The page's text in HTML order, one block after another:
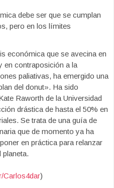
debe ser que se cumplan
pero en los límites
económica que se avecina en
en contraposición a la
paliativas, ha emergido una
del donut». Ha sido
Raworth de la Universidad
drástica de hasta el 50% en
Se trata de una guía de
que de momento ya ha
en práctica para relanzar
Carlos4dar)